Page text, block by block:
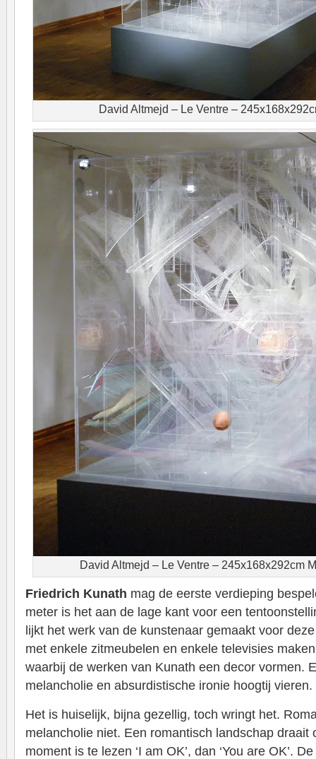
David Altmejd – Le Ventre –
David Altmejd – Le Ventre – 245x168x292cm
Friedrich Kunath mag de eerste verdieping
meter is het aan de lage kant voor een
lijkt het werk van de kunstenaar gemaakt voor
met enkele zitmeubelen en enkele televisies
waarbij de werken van Kunath een decor vormen.
melancholie en absurdistische ironie hoogtij vieren.
Het is huiselijk, bijna gezellig, toch wringt het.
melancholie niet. Een romantisch landschap draait
moment is te lezen ‘I am OK’, dan ‘You are OK’.